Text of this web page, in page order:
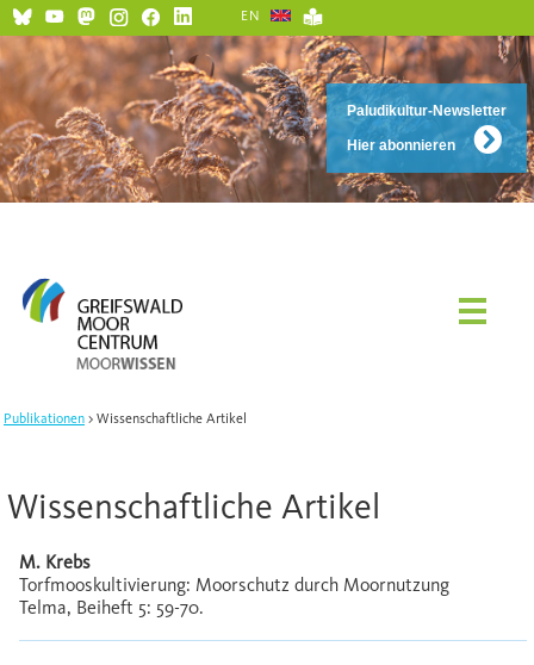
Paludikultur-Newsletter
Hier abonnieren
EN
Publikationen Wissenschaftliche Artikel
Wissenschaftliche Artikel
M. Krebs
Torfmooskultivierung: Moorschutz durch Moornutzung
Telma, Beiheft 5: 59-70.